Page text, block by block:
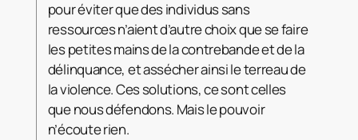
pour éviter que des individus sans
ressources n’aient d’autre choix que se faire
les petites mains de la contrebande et de la
délinquance, et assécher ainsi le terreau de
la violence. Ces solutions, ce sont celles
que nous défendons. Mais le pouvoir
n’écoute rien.